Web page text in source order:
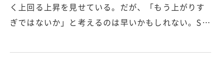
く上回る上昇を見せている。だが、「もう上がりす
ぎではないか」と考えるのは早いかもしれない。S…